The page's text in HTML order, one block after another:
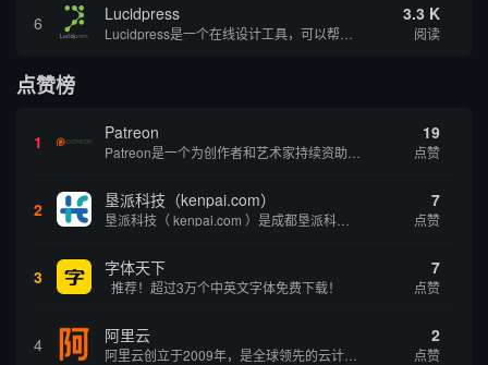
6 Lucidpress 3.3 K
阅读
点赞榜
1 Patreon 19
点赞
2 垦派科技（kenpai.com） 7
点赞
3 字体天下
推荐！超过3万个中英文字体免费下载！
7
点赞
4 阿里云 2
点赞